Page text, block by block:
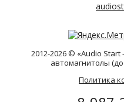
2012-2026 © «Audio
автомагнитолы
Политика